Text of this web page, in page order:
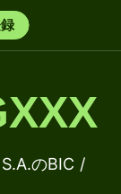
のBIC /